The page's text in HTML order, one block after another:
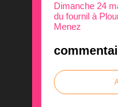
Dimanche 24
du fournil à
Menez